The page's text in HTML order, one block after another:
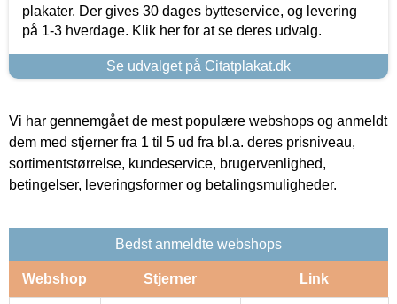
plakater. Der gives 30 dages bytteservice, og levering
på 1-3 hverdage. Klik her for at se deres udvalg.
Se udvalget på Citatplakat.dk
Vi har gennemgået de mest populære webshops og anmeldt
dem med stjerner fra 1 til 5 ud fra bl.a. deres prisniveau,
sortimentstørrelse, kundeservice, brugervenlighed,
betingelser, leveringsformer og betalingsmuligheder.
Bedst anmeldte webshops
Webshop Stjerner Link